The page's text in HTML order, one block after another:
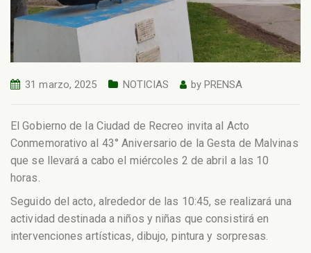
31 marzo, 2025 NOTICIAS by PRENSA
El Gobierno de la Ciudad de Recreo invita al Acto
Conmemorativo al 43° Aniversario de la Gesta de Malvinas
que se llevará a cabo el miércoles 2 de abril a las 10
horas.
Seguido del acto, alrededor de las 10:45, se realizará una
actividad destinada a niños y niñas que consistirá en
intervenciones artísticas, dibujo, pintura y sorpresas.